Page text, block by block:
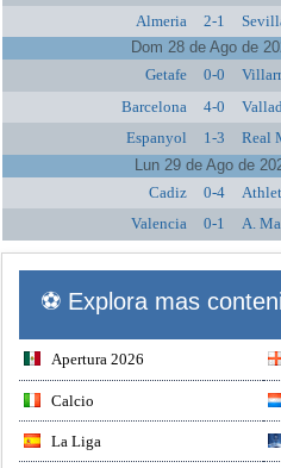
Almeria
2-1
Dom 28 de Ago de
Getafe
0-0
Barcelona
4-0
Espanyol
1-3 Real
Lun 29 de Ago de
Cadiz
0-4
Valencia
0-1 A.
⚽ Explora mas
Apertura 2026
Calcio
La Liga